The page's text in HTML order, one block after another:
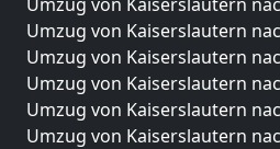
Umzug von Kaiserslautern
Umzug von Kaiserslautern
Umzug von Kaiserslautern
Umzug von Kaiserslautern
Umzug von Kaiserslautern